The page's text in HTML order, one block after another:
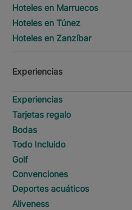
Hoteles en Marruecos
Hoteles en Túnez
Hoteles en Zanzíbar
Experiencias
Experiencias
Tarjetas regalo
Bodas
Todo Incluido
Golf
Convenciones
Deportes acuáticos
Aliveness